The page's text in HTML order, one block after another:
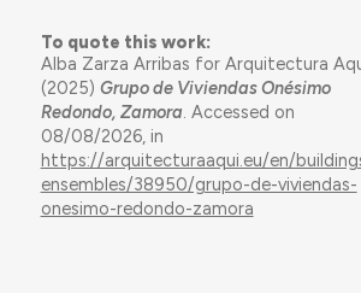
To quote this work:
Alba Zarza Arribas for Arquitectura
(2025) Grupo de Viviendas Onésimo
Redondo, Zamora. Accessed on
08/08/2026, in
https://arquitecturaaqui.eu/en/
ensembles/38950/grupo-de-viviendas-
onesimo-redondo-zamora